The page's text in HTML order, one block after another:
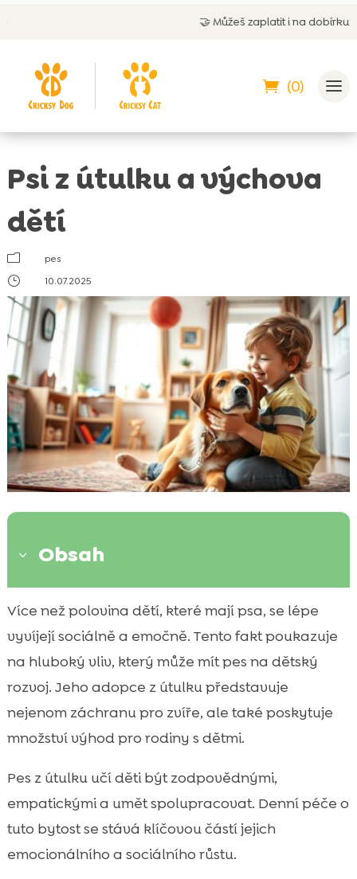
Můžeš zaplatit i na dobírku
(0)
Psi z útulku a výchova
dětí
m
pes
}
10.07.2025
3 Obsah
 Úvod do tématu: psi z útulku
 Výhody psa z útulku pro děti
 Jak vybrat správného psa z útulku
 Pes z útulku s dítětem
Důležité aspekty při výchově dětí se psem
Jak výchova dětí ovlivňuje chování psa
 CricksyDog: Perfektní volba pro vašeho psa
 Krmení a péče o psa
 Vliv psa na emocionální vývoj dítěte
 Sdílení odpovědnosti
Více než polovina dětí, které mají psa, se lépe
vyvíjejí sociálně a emočně. Tento fakt poukazuje
na hluboký vliv, který může mít pes na dětský
rozvoj. Jeho adopce z útulku představuje
nejenom záchranu pro zvíře, ale také poskytuje
množství výhod pro rodiny s dětmi.
Pes z útulku učí děti být zodpovědnými,
empatickými a umět spolupracovat. Denní péče o
tuto bytost se stává klíčovou částí jejich
emocionálního a sociálního růstu.